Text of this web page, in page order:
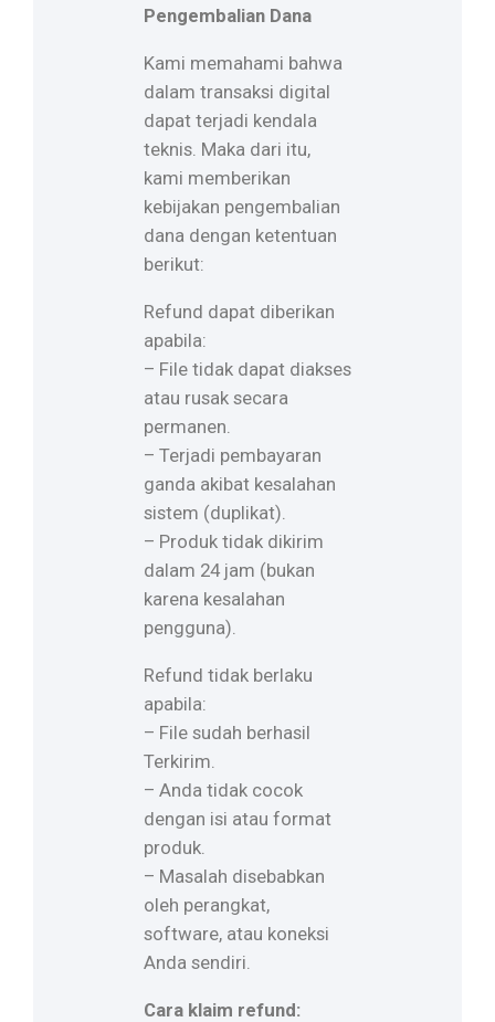
Pengembalian Dana
Kami memahami bahwa
dalam transaksi digital
dapat terjadi kendala
teknis. Maka dari itu,
kami memberikan
kebijakan pengembalian
dana dengan ketentuan
berikut:
Refund dapat diberikan
apabila:
– File tidak dapat diakses
atau rusak secara
permanen.
– Terjadi pembayaran
ganda akibat kesalahan
sistem (duplikat).
– Produk tidak dikirim
dalam 24 jam (bukan
karena kesalahan
pengguna).
Refund tidak berlaku
apabila:
– File sudah berhasil
Terkirim.
– Anda tidak cocok
dengan isi atau format
produk.
– Masalah disebabkan
oleh perangkat,
software, atau koneksi
Anda sendiri.
Cara klaim refund: